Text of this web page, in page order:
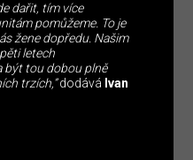
dařit, tím více
pomůžeme. To je
žene dopředu. Našim
letech
být tou dobou plně
trzích,”dodává Ivan